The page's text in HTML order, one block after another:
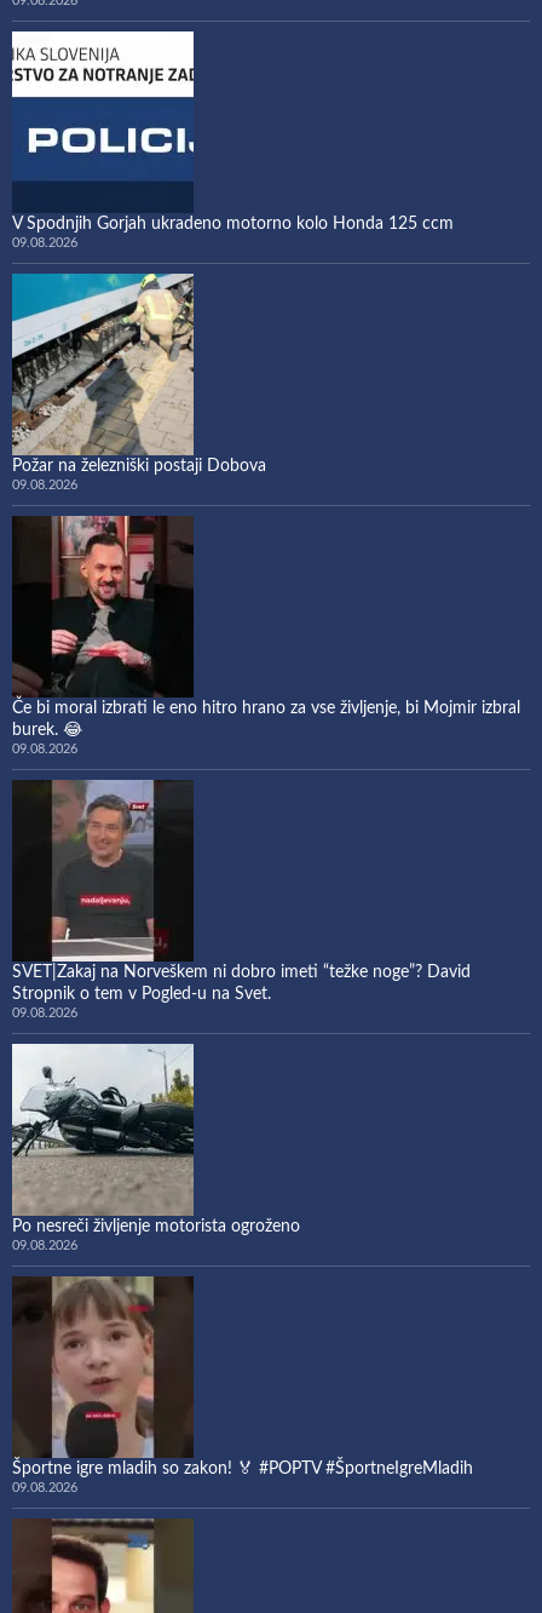
V Spodnjih Gorjah ukradeno motorno kolo Honda 125 ccm
09.08.2026
Požar na železniški postaji Dobova
09.08.2026
Če bi moral izbrati le eno hitro hrano za vse življenje, bi Mojmir izbral
burek. 😂
09.08.2026
SVET|Zakaj na Norveškem ni dobro imeti “težke noge”? David
Stropnik o tem v Pogled-u na Svet.
09.08.2026
Po nesreči življenje motorista ogroženo
09.08.2026
Športne igre mladih so zakon! 🏅 #POPTV #ŠportneIgreMladih
09.08.2026